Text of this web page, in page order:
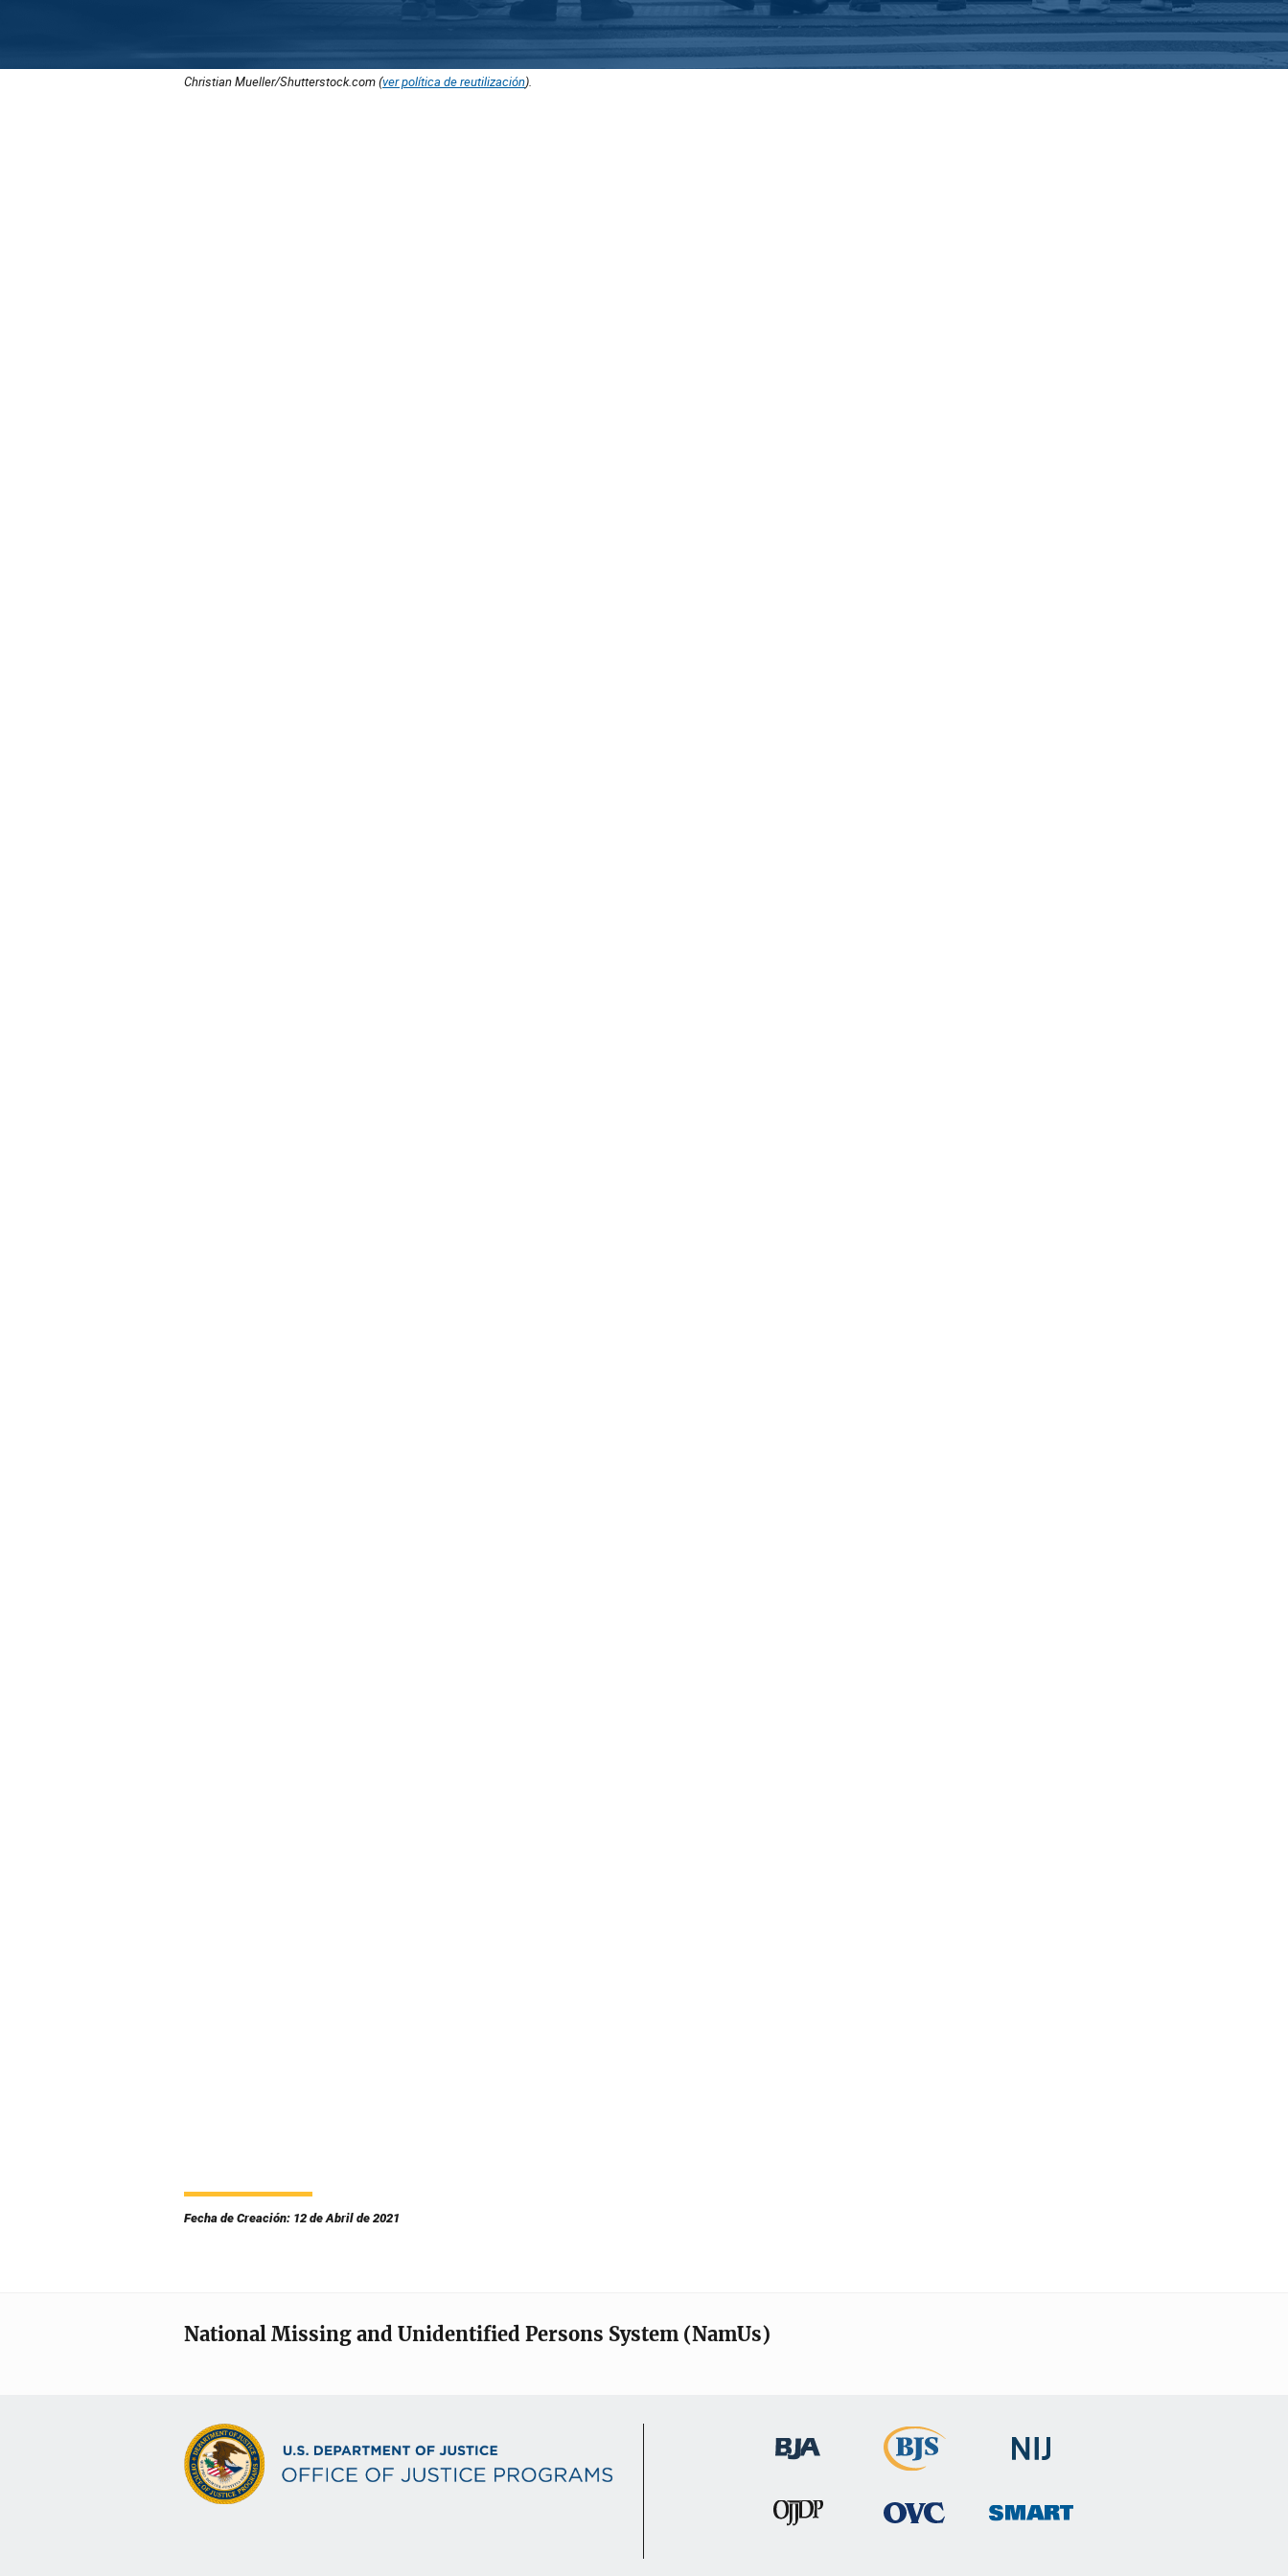
Christian Mueller/Shutterstock.com (ver política de reutilización).
Fecha de Creación: 12 de Abril de 2021
National Missing and Unidentified Persons System (NamUs)